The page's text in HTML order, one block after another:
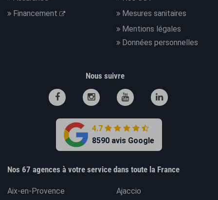
Financement
Mesures sanitaires
Mentions légales
Données personnelles
Nous suivre
4.7
8590 avis Google
Nos 67 agences à votre service dans toute la France
Aix-en-Provence
Ajaccio